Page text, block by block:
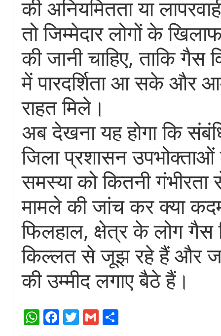
की अनियमितता या
तो जिम्मेदार लोगों के
की जानी चाहिए, ताकि गैस
में पारदर्शिता आ सके और
राहत मिले।
अब देखना यह होगा कि
जिला प्रशासन
समस्या को कितनी
मामले की जांच कर क्या
फिलहाल, क्षेत्र के लोग
किल्लत से जूझ रहे हैं और
की उम्मीद लगाए बैठे हैं।
W Fa T
G